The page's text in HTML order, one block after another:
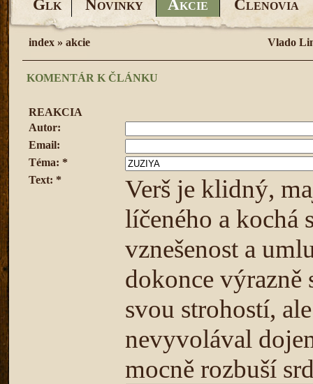
GLK NOVINKY AKCIE ČLENOVIA
index » akcie Vlado
KOMENTÁR K ČLÁNKU
REAKCIA
Autor:
Email:
Téma: *
Text: *
Verš je klidný,
líčeného a kochá
vznešenost a
dokonce výrazně
svou strohostí,
nevyvolával
mocně rozbuší